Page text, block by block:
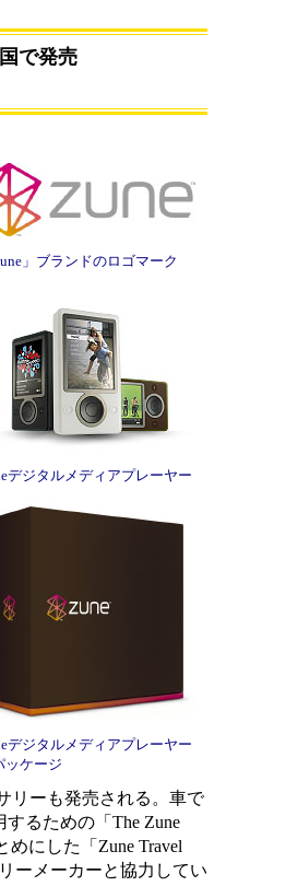
で発売
」ブランドのロゴマーク
デジタルメディアプレーヤー
デジタルメディアプレーヤー
ッケージ
リーも発売される。車で
るための「The Zune
にした「Zune Travel
ーメーカーと協力してい